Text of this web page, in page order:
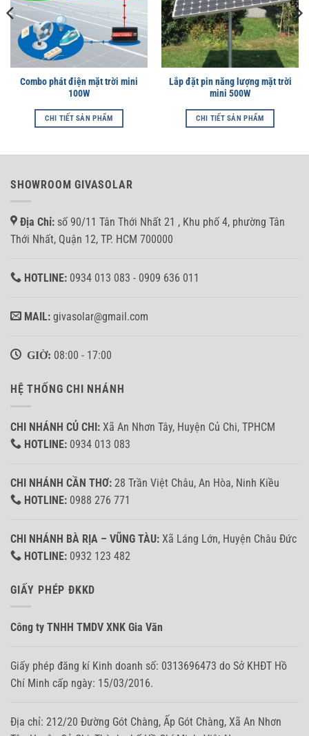
Combo phát điện mặt trời mini
100W
CHI TIẾT SẢN PHẨM
Lắp đặt pin năng lượng mặt trời
mini 500W
CHI TIẾT SẢN PHẨM
SHOWROOM GIVASOLAR
Địa Chỉ: số 90/11 Tân Thới Nhất 21 , Khu phố 4, phường Tân
Thới Nhất, Quận 12, TP. HCM 700000
HOTLINE: 0934 013 083 - 0909 636 011
MAIL: givasolar@gmail.com
GIỜ: 08:00 - 17:00
HỆ THỐNG CHI NHÁNH
CHI NHÁNH CỦ CHI: Xã An Nhơn Tây, Huyện Củ Chi, TPHCM
HOTLINE: 0934 013 083
CHI NHÁNH CẦN THƠ: 28 Trần Việt Châu, An Hòa, Ninh Kiều
HOTLINE: 0988 276 771
CHI NHÁNH BÀ RỊA – VŨNG TÀU: Xã Láng Lớn, Huyện Châu Đức
HOTLINE: 0932 123 482
GIẤY PHÉP ĐKKD
Công ty TNHH TMDV XNK Gia Văn
Giấy phép đăng kí Kinh doanh số: 0313696473 do Sở KHĐT Hồ
Chí Minh cấp ngày: 15/03/2016.
Địa chỉ: 212/20 Đường Gót Chàng, Ấp Gót Chàng, Xã An Nhơn